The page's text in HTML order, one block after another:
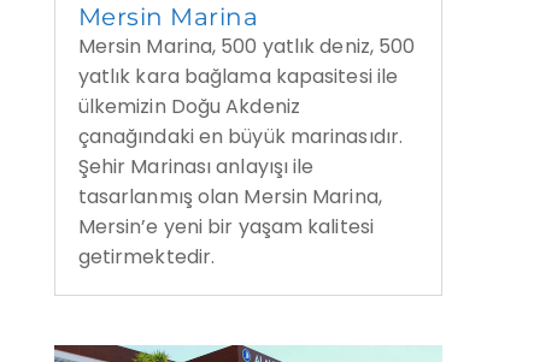
Mersin Marina
Mersin Marina, 500 yatlık deniz, 500
yatlık kara bağlama kapasitesi ile
ülkemizin Doğu Akdeniz
çanağındaki en büyük marinasıdır.
Şehir Marinası anlayışı ile
tasarlanmış olan Mersin Marina,
Mersin’e yeni bir yaşam kalitesi
getirmektedir.